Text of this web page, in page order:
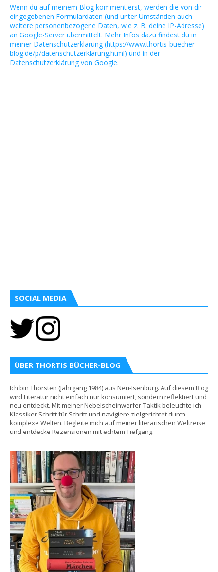
Wenn du auf meinem Blog kommentierst, werden die von dir
eingegebenen Formulardaten (und unter Umständen auch
weitere personenbezogene Daten, wie z. B. deine IP-Adresse)
an Google-Server übermittelt. Mehr Infos dazu findest du in
meiner Datenschutzerklärung (https://www.thortis-buecher-
blog.de/p/datenschutzerklarung.html) und in der
Datenschutzerklärung von Google.
SOCIAL MEDIA
ÜBER THORTIS BÜCHER-BLOG
Ich bin Thorsten (Jahrgang 1984) aus Neu-Isenburg. Auf diesem Blog
wird Literatur nicht einfach nur konsumiert, sondern reflektiert und
neu entdeckt. Mit meiner Nebelscheinwerfer-Taktik beleuchte ich
Klassiker Schritt für Schritt und navigiere zielgerichtet durch
komplexe Welten. Begleite mich auf meiner literarischen Weltreise
und entdecke Rezensionen mit echtem Tiefgang.